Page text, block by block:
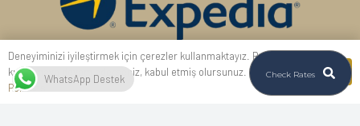
WhatsApp Destek
Deneyiminizi iyileştirmek için çerezler kullanmaktayız. Bu siteyi
kullanmaya devam ederseniz, kabul etmiş olursunuz. Gizlilik
Politikası
Ok
Check Rates